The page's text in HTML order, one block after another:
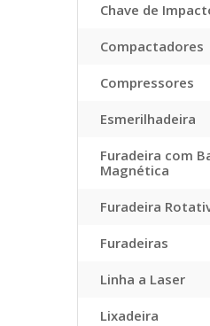
Chave de
Compactadores
Compressores
Esmerilhadeira
Furadeira com
Magnética
Furadeira
Furadeiras
Linha a Laser
Lixadeira